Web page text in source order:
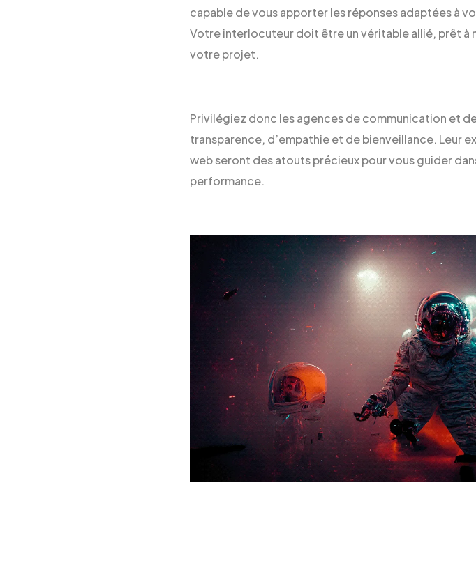
capable de vous apporter les réponses adaptées à
Votre interlocuteur doit être un véritable allié, prêt
votre projet.
Privilégiez donc les agences de communication et
transparence, d’empathie et de bienveillance. Leur
web seront des atouts précieux pour vous guider
performance.